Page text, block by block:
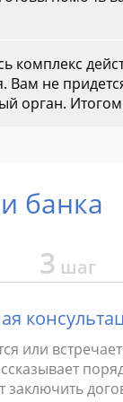
комплекс
не
орган.
банка
3 шаг
или
заключить